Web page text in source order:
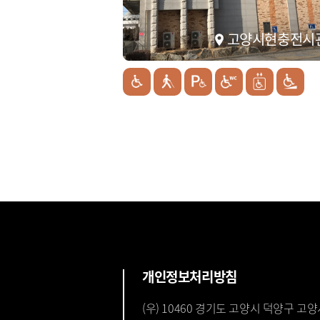
고양시현충전시
개인정보처리방침
(우) 10460 경기도 고양시 덕양구 고